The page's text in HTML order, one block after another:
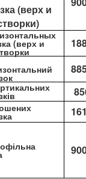
(верх и
(верх и